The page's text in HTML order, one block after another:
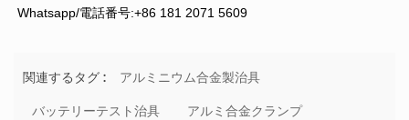
Whatsapp/電話番号:+86 181 2071 5609
関連するタグ : アルミニウム合金製治具
バッテリーテスト治具 アルミ合金クランプ